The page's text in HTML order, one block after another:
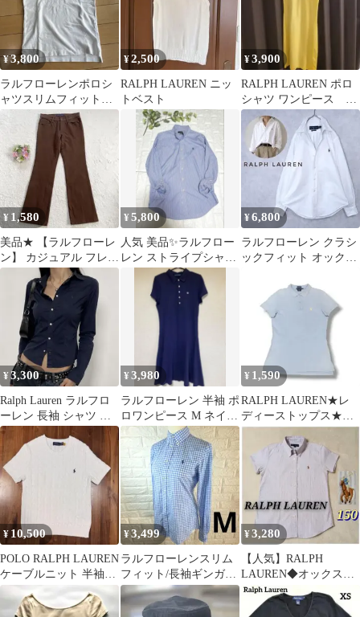
¥ 3,800
ラルフローレンポロシ
ャツスリムフィット
レディースS/Ｐ
¥2,500
RALPH LAUREN ニッ
トベスト
¥3,900
RALPH LAUREN ポロ
シャツ ワンピース イ
エロー 半袖 ラルフロ
ーレン
¥ 1,580
美品★ 【ラルフローレ
ン】 カジュアル フレア
パンツ （7号） ブラウ
¥5,800
人気 美品✨️ラルフロー
レン ストライプシャツ
クラッシックフィット
ポニー
¥6,800
ラルフローレン クラシ
ックフィット オックス
シャツ ポニー
¥3,300
Ralph Lauren ラルフロ
ーレン 長袖 シャツ ネ
イビー ポニー刺繍
¥3,980
ラルフローレン 半袖 ポ
ロワンピース M ネイビ
ー 紺 コットン フレア
スカート
¥ 1,590
RALPH LAUREN★レ
ディーストップス★ポ
ロシャツ★L★T80905
¥ 10,500
POLO RALPH LAUREN
ケーブルニット 半袖
ホワイト L
¥3,499
ラルフローレンスリム
フィット/長袖ギンガム
チェックシャツ/ ブル
ー/ロゴ刺繍/M
¥3,280
【人気】RALPH
LAUREN◆オックスフ
ォード半袖シャツ◆ス
トライプ◆150